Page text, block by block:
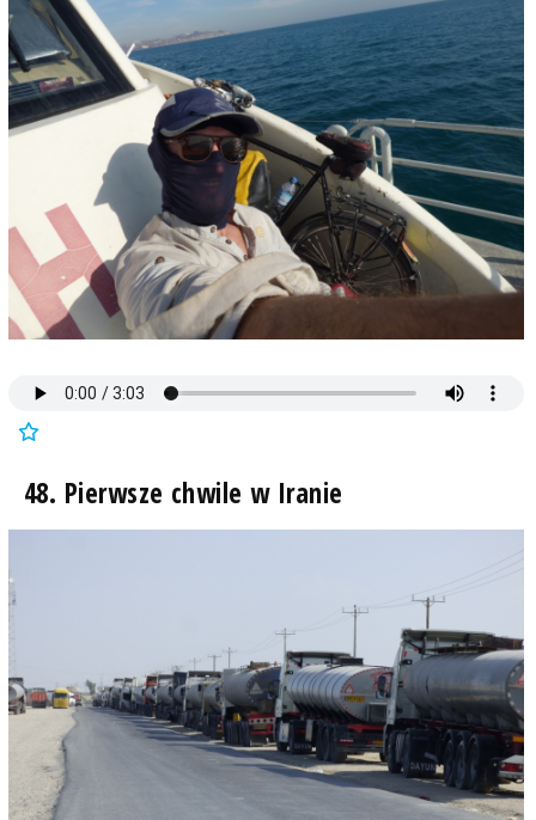
48. Pierwsze chwile w Iranie